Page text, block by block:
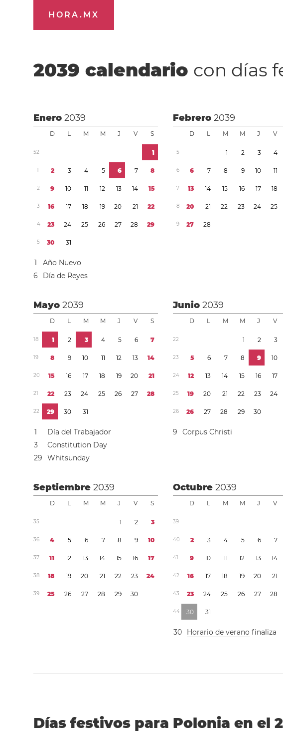
HORA.MX
2039 calendario con días
Enero2039
D L M M J V S
52 1
1 2 3 4 5 6 7 8
2 9 10 11 12 13 14 15
3 16 17 18 19 20 21 22
4 23 24 25 26 27 28 29
5 30 31
1
Año Nuevo
6
Día de Reyes
Febrero2039
D L M M J V
5 1 2 3 4
6 6 7 8 9 10 11
7 13 14 15 16 17 18
8 20 21 22 23 24 25
9 27 28
Mayo2039
D L M M J V S
18 1 2 3 4 5 6 7
19 8 9 10 11 12 13 14
20 15 16 17 18 19 20 21
21 22 23 24 25 26 27 28
22 29 30 31
1
Día del Trabajador
3
Constitution Day
29 Whitsunday
Junio2039
D L M M J V
22 1 2 3
23 5 6 7 8 9 10
24 12 13 14 15 16 17
25 19 20 21 22 23 24
26 26 27 28 29 30
9 Corpus Christi
Septiembre2039
D L M M J V S
35 1 2 3
36 4 5 6 7 8 9 10
37 11 12 13 14 15 16 17
38 18 19 20 21 22 23 24
39 25 26 27 28 29 30
Octubre2039
D L M M J V
39
40 2 3 4 5 6 7
41 9 10 11 12 13 14
42 16 17 18 19 20 21
43 23 24 25 26 27 28
44 30 31
30 Horario de verano finaliza
Días festivos para Polonia en el